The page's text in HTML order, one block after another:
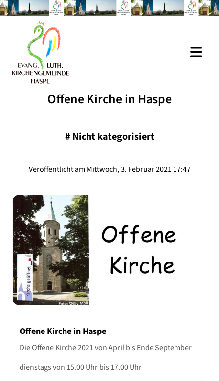
Offene Kirche in Haspe
# Nicht kategorisiert
Veröffentlicht am Mittwoch, 3. Februar 2021 17:47
Offene Kirche in Haspe
Die Offene Kirche 2021 von April bis Ende September
dienstags von 15.00 Uhr bis 17.00 Uhr